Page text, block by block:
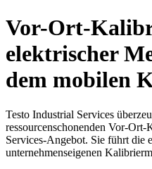
Vor-Ort-
elektrischer
dem mobilen
Testo Industrial Services
ressourcenschonenden Vor-
Services-Angebot. Sie führt die
unternehmenseigenen